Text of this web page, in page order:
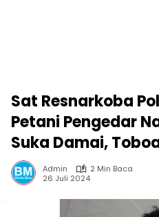
Sat Resnarkoba
Petani Pengedar
Suka Damai,
Admin
2 Min Baca
26 Juli 2024